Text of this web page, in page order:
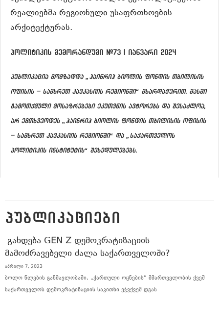
რეალიებმა რეგიონული უსაფრთხოების
არქიტექტურას.
პოლიტიკის მემორანდუმი #73 | იანვარი 2024
პუბლიკაცია მომზადდა „ჰაინრიჰ ბიოლის ფონდის თბილისის
ოფისის – სამხრეთ კავკასიის რეგიონში“ მხარდაჭერით. მასში
გამოთქმული მოსაზრებები ეკუთვნის ავტორებს და შესაძლოა,
არ ემთხვეოდეს „ჰაინრიჰ ბიოლის ფონდის თბილისის ოფისის
– სამხრეთ კავკასიის რეგიონში“ და „საქართველოს
პოლიტიკის ინსტიტუტის“ შეხედულებებს.
ᲞᲣᲑᲚᲘᲙᲐᲪᲘᲔᲑᲘ
ᲒᲐᲮᲓᲔᲑᲐ GEN Z ᲓᲔᲛᲝᲙᲠᲐᲢᲘᲖᲐᲪᲘᲘᲡ
ᲛᲐᲛᲝᲫᲠᲐᲕᲔᲑᲔᲚᲘ ᲫᲐᲚᲐ ᲡᲐᲥᲐᲠᲗᲕᲔᲚᲝᲨᲘ?
აპრილი 7, 2023
ბოლო წლების განმავლობაში, „ქართული ოცნების“ მმართველობის ქვეშ
საქართველოს დემოკრატიზაციის საკითხი ეჭვქვეშ დგას